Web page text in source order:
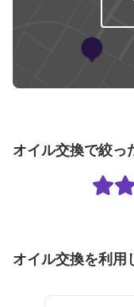
オイル交換で絞っ
オイル交換を利用